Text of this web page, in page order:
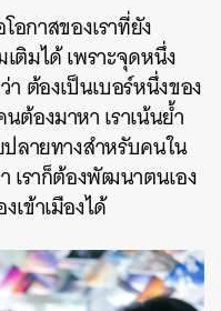
กาสของเราที่ยัง
ติมได้ เพราะจุดหนึ่ง
ต้องเป็นเบอร์หนึ่งของ
ต้องมาหา เราเน้นย้ำ
ปลายทางสำหรับคนใน
เราก็ต้องพัฒนาตนเอง
เข้าเมืองได้